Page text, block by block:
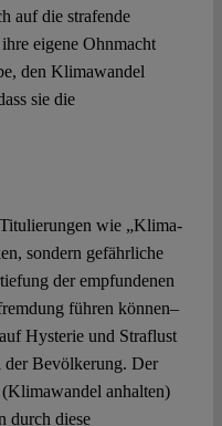
auf die strafende
eigene Ohnmacht
den Klimawandel
sie die
wie „Klima-
sondern gefährliche
der empfundenen
führen können–
Hysterie und Straflust
der Bevölkerung. Der
anhalten)
durch diese